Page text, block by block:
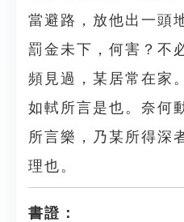
當避路，放他出一頭
罰金未下，何害？不
頻見過，某居常在家
如軾所言是也。奈何
所言樂，乃某所得深
理也。
書證：